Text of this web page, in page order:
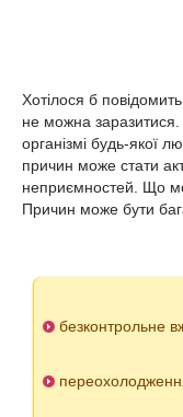
Хотілося б
не можна
організмі будь-якої
причин може стати
неприємностей. Що
Причин може бути
безконтрольне